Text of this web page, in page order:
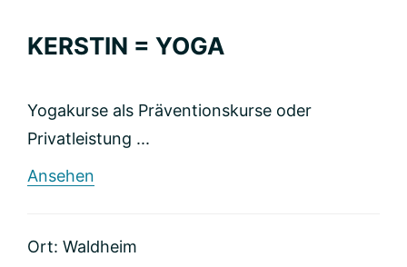
KERSTIN = YOGA
Yogakurse als Präventionskurse oder
Privatleistung ...
Ansehen
Ort: Waldheim